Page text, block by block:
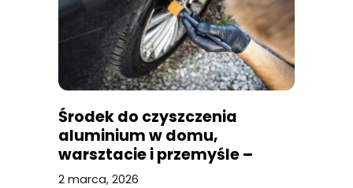
Środek do czyszczenia
aluminium w domu,
warsztacie i przemyśle –
przegląd zastosowań
2 marca, 2026